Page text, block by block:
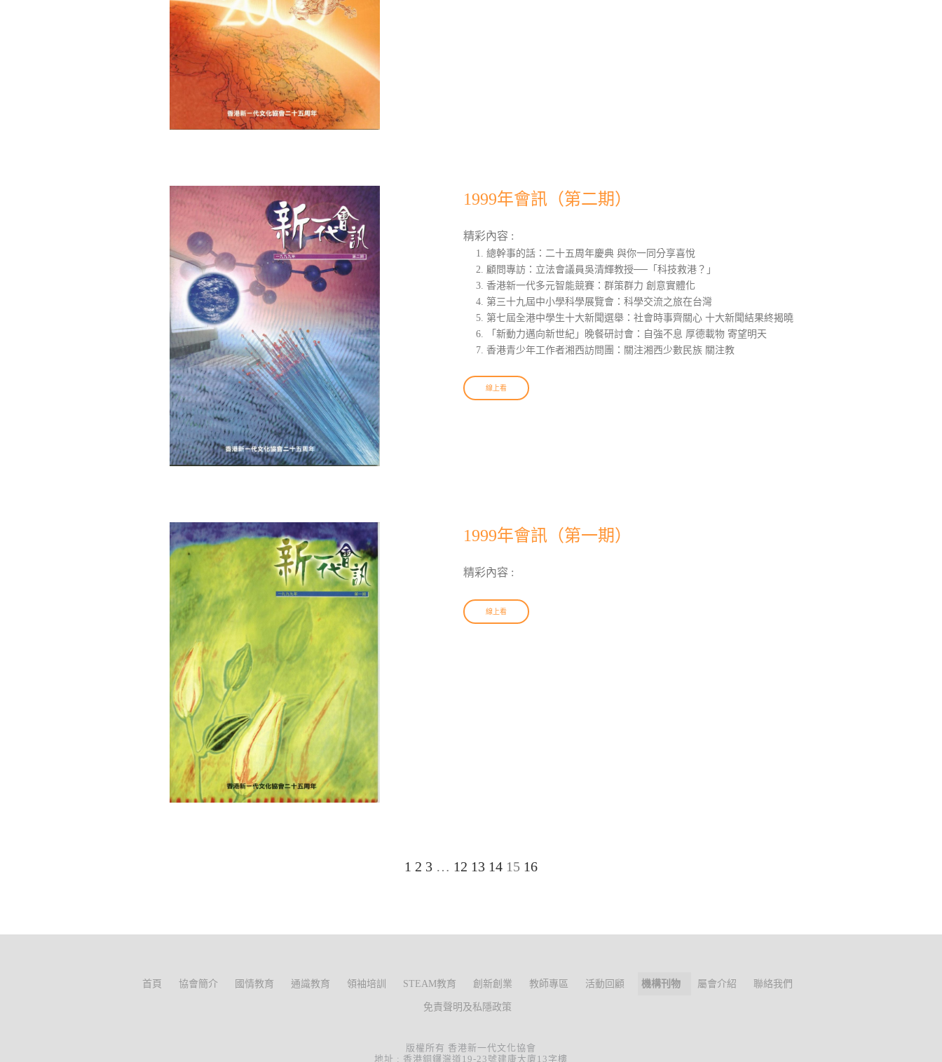
1999年會訊（第二期）
精彩內容 :
總幹事的話：二十五周年慶典 與你一同分享喜悅
顧問專訪：立法會議員吳清輝教授──「科技救港？」
香港新一代多元智能競賽：群策群力 創意實體化
第三十九屆中小學科學展覽會：科學交流之旅在台灣
第七屆全港中學生十大新聞選舉：社會時事齊關心 十大新聞結果終揭曉
「新動力邁向新世紀」晚餐研討會：自強不息 厚德載物 寄望明天
香港青少年工作者湘西訪問團：關注湘西少數民族 關注教
線上看
1999年會訊（第一期）
精彩內容 :
線上看
1 2 3 … 12 13 14 15 16
首頁 協會簡介 國情教育 通識教育 領袖培訓 STEAM教育 創新創業 教師專區 活動回顧 機構刊物 屬會介紹 聯絡我們
免責聲明及私隱政策
版權所有 香港新一代文化協會
地址 : 香港銅鑼灣道19-23號建康大廈13字樓